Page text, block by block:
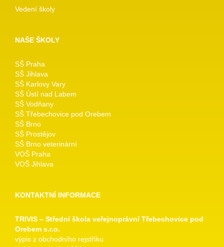
Vedení školy
NAŠE ŠKOLY
SŠ Praha
SŠ Jihlava
SŠ Karlovy Vary
SŠ Ústí nad Labem
SŠ Vodňany
SŠ Třebechovice pod Orebem
SŠ Brno
SŠ Prostějov
SŠ Brno veterinární
VOŠ Praha
VOŠ Jihlava
KONTAKTNÍ INFORMACE
TRIVIS – Střední škola veřejnoprávní Třebechovice pod
Orebem s.r.o.
výpis z obchodního rejstříku